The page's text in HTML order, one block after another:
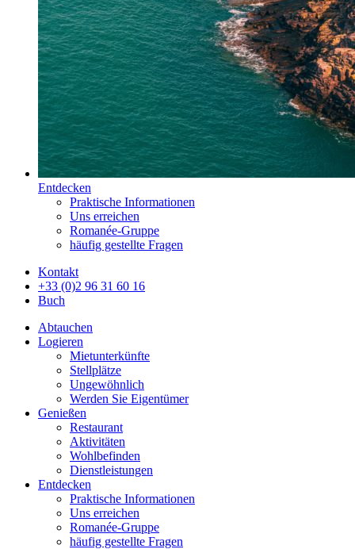
Entdecken
Praktische Informationen
Uns erreichen
Romanée-Gruppe
häufig gestellte Fragen
Kontakt
+33 (0)2 96 31 60 16
Buch
Abtauchen
Logieren
Mietunterkünfte
Stellplätze
Ungewöhnlich
Werden Sie Eigentümer
Genießen
Restaurant
Aktivitäten
Wohlbefinden
Dienstleistungen
Entdecken
Praktische Informationen
Uns erreichen
Romanée-Gruppe
häufig gestellte Fragen